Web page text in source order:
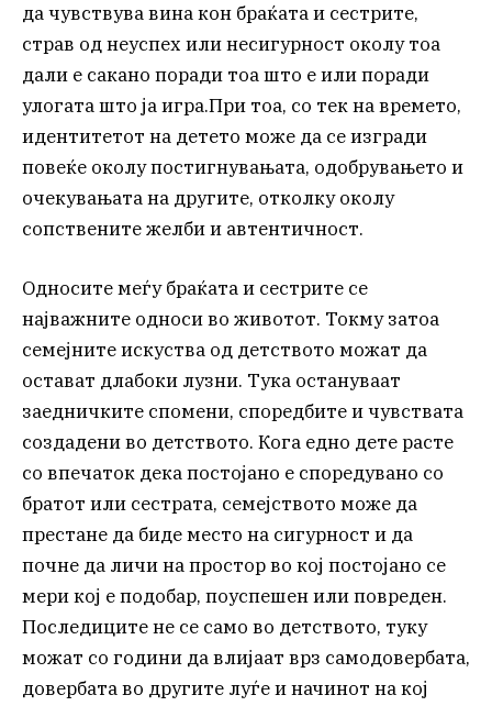
да чувствува вина кон браќата и сестрите,
страв од неуспех или несигурност околу тоа
дали е сакано поради тоа што е или поради
улогата што ја игра.При тоа, со тек на времето,
идентитетот на детето може да се изгради
повеќе околу постигнувањата, одобрувањето и
очекувањата на другите, отколку околу
сопствените желби и автентичност.
Односите меѓу браќата и сестрите се
најважните односи во животот. Токму затоа
семејните искуства од детството можат да
остават длабоки лузни. Тука остануваат
заедничките спомени, споредбите и чувствата
создадени во детството. Кога едно дете расте
со впечаток дека постојано е споредувано со
братот или сестрата, семејството може да
престане да биде место на сигурност и да
почне да личи на простор во кој постојано се
мери кој е подобар, поуспешен или повреден.
Последиците не се само во детството, туку
можат со години да влијаат врз самодовербата,
довербата во другите луѓе и начинот на кој